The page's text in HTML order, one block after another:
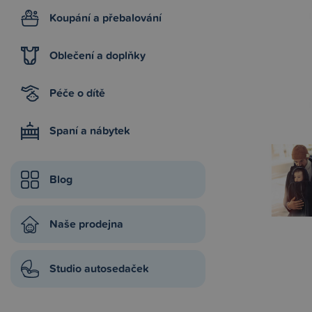
Koupání a přebalování
Oblečení a doplňky
Péče o dítě
Spaní a nábytek
Blog
Naše prodejna
Studio autosedaček